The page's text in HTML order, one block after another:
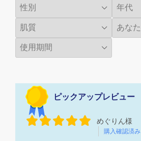
ピックアップレビュー
めぐりん様
購入確認済み